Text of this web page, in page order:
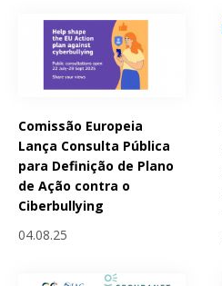
Comissão Europeia
Lança Consulta Pública
para Definição de Plano
de Ação contra o
Ciberbullying
04.08.25